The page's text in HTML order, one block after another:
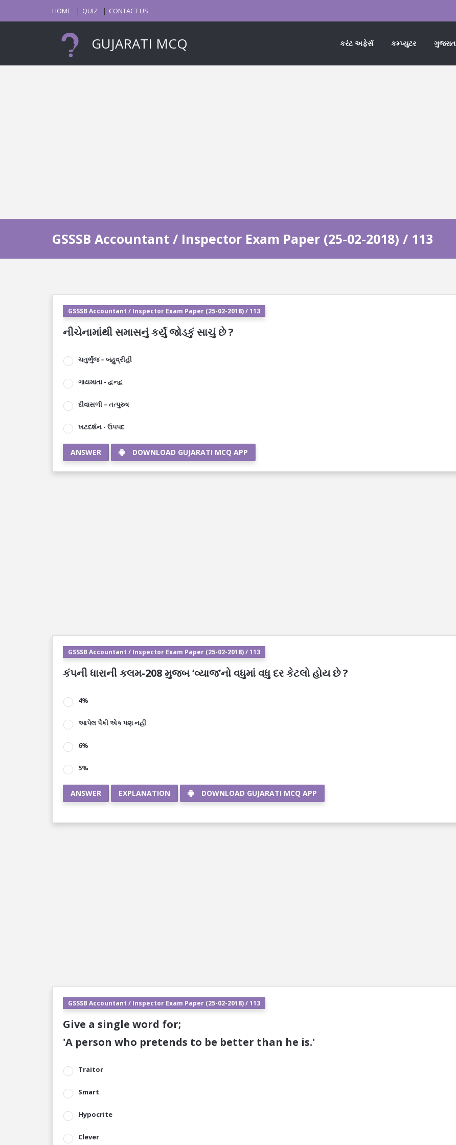
HOME QUIZ CONTACT US
GUJARATI MCQ કરંટ અફેર્સ કમ્પ્યુટર ગુજરાત
GSSSB Accountant / Inspector Exam Paper (25-02-2018) / 113
GSSSB Accountant / Inspector Exam Paper (25-02-2018) / 113
નીચેનામાંથી સમાસનું કર્યું જોડકું સાચું છે ?
ચતુર્ભુજ – બહુવ્રીહી
ગાયમાતા - દ્વન્દ્વ
દીવાસળી – તત્પુરુષ
ખટદર્શન - ઉપપદ
ANSWER DOWNLOAD GUJARATI MCQ APP
GSSSB Accountant / Inspector Exam Paper (25-02-2018) / 113
કંપની ધારાની કલમ-208 મુજબ ‘વ્યાજ’નો વધુમાં વધુ દર કેટલો હોય છે ?
4%
આપેલ પૈકી એક પણ નહીં
6%
5%
ANSWER EXPLANATION DOWNLOAD GUJARATI MCQ APP
GSSSB Accountant / Inspector Exam Paper (25-02-2018) / 113
Give a single word for;
'A person who pretends to be better than he is.'
Traitor
Smart
Hypocrite
Clever